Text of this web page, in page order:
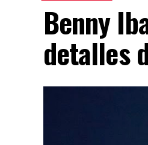
Benny
detalles